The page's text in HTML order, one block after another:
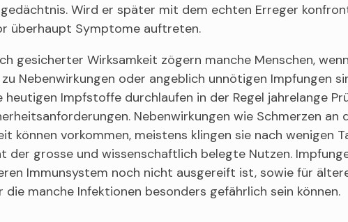
Wird er später mit dem echten Erreger
überhaupt Symptome auftreten.
gesicherter Wirksamkeit zögern manche Menschen,
Nebenwirkungen oder angeblich unnötigen Impfungen
Impfstoffe durchlaufen in der Regel jahrelange
Nebenwirkungen wie Schmerzen an
können vorkommen, meistens klingen sie nach wenigen
der grosse und wissenschaftlich belegte Nutzen.
Immunsystem noch nicht ausgereift ist, sowie für
die manche Infektionen besonders gefährlich sein können.